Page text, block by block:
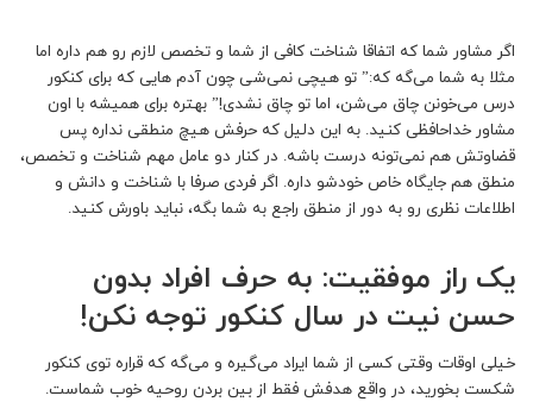
اگر مشاور شما که اتفاقا شناخت کافی از شما و تخصص لازم رو هم داره اما
مثلا به شما می‌گه که:” تو هیچی نمی‌شی چون آدم هایی که برای کنکور
درس می‌خونن چاق می‌شن، اما تو چاق نشدی!” بهتره برای همیشه با اون
مشاور خداحافظی کنید. به این دلیل که حرفش هیچ منطقی نداره پس
قضاوتش هم نمی‌تونه درست باشه. در کنار دو عامل مهم شناخت و تخصص،
منطق هم جایگاه خاص خودشو داره. اگر فردی صرفا با شناخت و دانش و
اطلاعات نظری رو به دور از منطق راجع به شما بگه، نباید باورش کنید.
یک راز موفقیت: به حرف افراد بدون
حسن نیت در سال کنکور توجه نکن!
خیلی اوقات وقتی کسی از شما ایراد می‌گیره و می‌گه که قراره توی کنکور
شکست بخورید، در واقع هدفش فقط از بین بردن روحیه خوب شماست.